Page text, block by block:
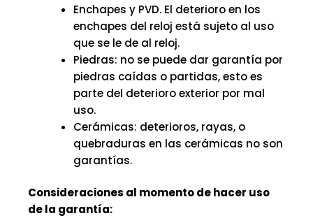
Enchapes y PVD. El deterioro en los
enchapes del reloj está sujeto al uso
que se le de al reloj.
Piedras: no se puede dar garantía por
piedras caídas o partidas, esto es
parte del deterioro exterior por mal
uso.
Cerámicas: deterioros, rayas, o
quebraduras en las cerámicas no son
garantías.
Consideraciones al momento de hacer uso
de la garantía: